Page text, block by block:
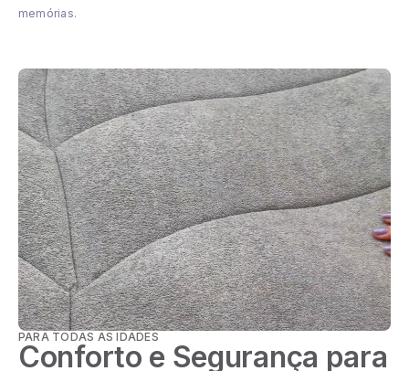
memórias.
PARA TODAS AS IDADES
Conforto e Segurança para